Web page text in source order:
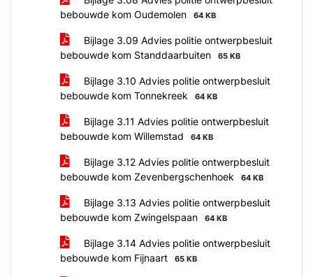
bebouwde kom Oudemolen
64 KB
Bijlage 3.09 Advies politie ontwerpbesluit
bebouwde kom Standdaarbuiten
65 KB
Bijlage 3.10 Advies politie ontwerpbesluit
bebouwde kom Tonnekreek
64 KB
Bijlage 3.11 Advies politie ontwerpbesluit
bebouwde kom Willemstad
64 KB
Bijlage 3.12 Advies politie ontwerpbesluit
bebouwde kom Zevenbergschenhoek
64 KB
Bijlage 3.13 Advies politie ontwerpbesluit
bebouwde kom Zwingelspaan
64 KB
Bijlage 3.14 Advies politie ontwerpbesluit
bebouwde kom Fijnaart
65 KB